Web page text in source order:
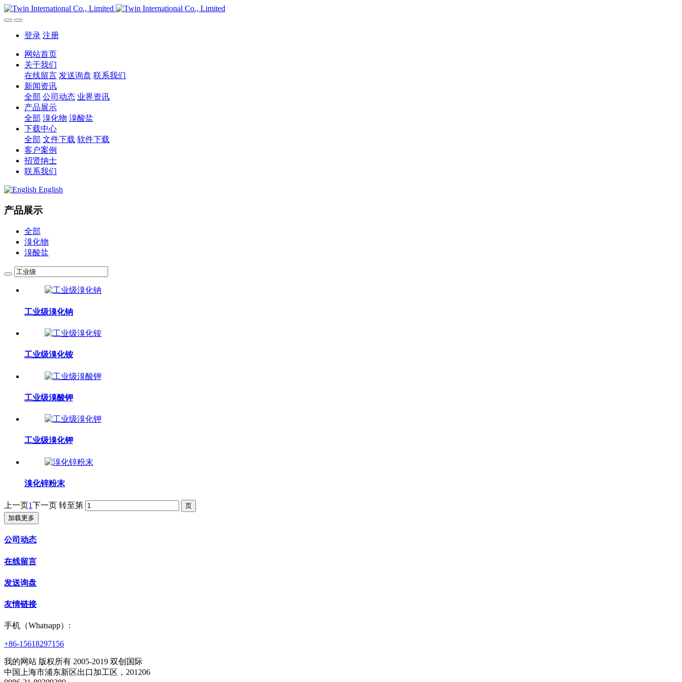
登录 注册
网站首页
关于我们
在线留言 发送询盘 联系我们
新闻资讯
全部 公司动态 业界资讯
产品展示
全部 溴化物 溴酸盐
下载中心
全部 文件下载 软件下载
客户案例
招贤纳士
联系我们
English
产品展示
全部
溴化物
溴酸盐
工业级溴化钠
工业级溴化铵
工业级溴酸钾
工业级溴化钾
溴化锌粉末
上一页1下一页 转至第
加载更多
公司动态
在线留言
发送询盘
友情链接
手机（Whatsapp）:
+86-15618297156
我的网站 版权所有 2005-2019 双创国际
中国上海市浦东新区出口加工区，201206